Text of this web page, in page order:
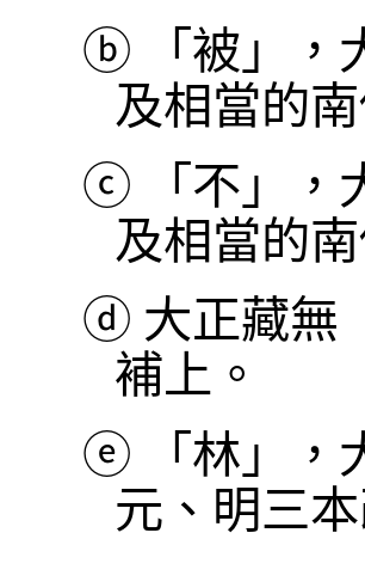
ⓑ
「被」
及相當的
ⓒ
「不」
及相當的
ⓓ 大正藏無
補上。
ⓔ
「林」
元、明三